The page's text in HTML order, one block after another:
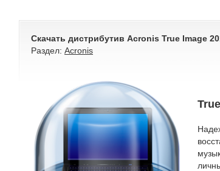
Скачать дистрибутив Acronis True Image
Раздел: Acronis